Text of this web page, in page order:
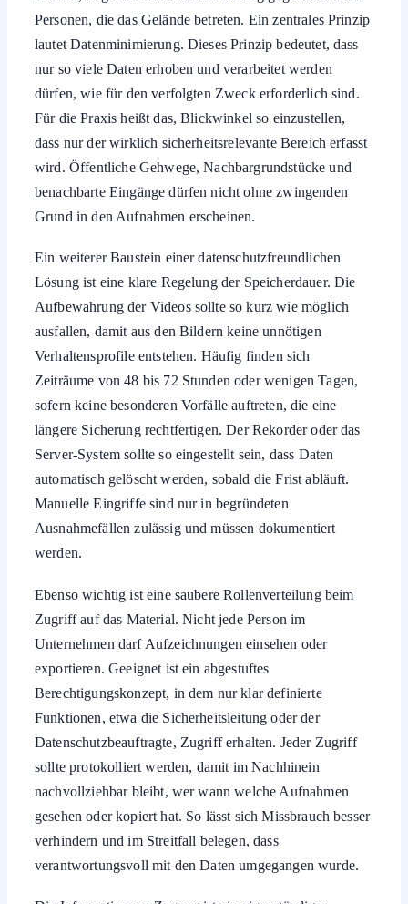
Personen, die das Gelände betreten. Ein zentrales Prinzip
lautet Datenminimierung. Dieses Prinzip bedeutet, dass
nur so viele Daten erhoben und verarbeitet werden
dürfen, wie für den verfolgten Zweck erforderlich sind.
Für die Praxis heißt das, Blickwinkel so einzustellen,
dass nur der wirklich sicherheitsrelevante Bereich erfasst
wird. Öffentliche Gehwege, Nachbargrundstücke und
benachbarte Eingänge dürfen nicht ohne zwingenden
Grund in den Aufnahmen erscheinen.
Lösung ist eine klare Regelung der Speicherdauer. Die
Aufbewahrung der Videos sollte so kurz wie möglich
ausfallen, damit aus den Bildern keine unnötigen
Verhaltensprofile entstehen. Häufig finden sich
Zeiträume von 48 bis 72 Stunden oder wenigen Tagen,
sofern keine besonderen Vorfälle auftreten, die eine
längere Sicherung rechtfertigen. Der Rekorder oder das
Server-System sollte so eingestellt sein, dass Daten
automatisch gelöscht werden, sobald die Frist abläuft.
Manuelle Eingriffe sind nur in begründeten
Ausnahmefällen zulässig und müssen dokumentiert
werden.
Zugriff auf das Material. Nicht jede Person im
Unternehmen darf Aufzeichnungen einsehen oder
exportieren. Geeignet ist ein abgestuftes
Berechtigungskonzept, in dem nur klar definierte
Funktionen, etwa die Sicherheitsleitung oder der
Datenschutzbeauftragte, Zugriff erhalten. Jeder Zugriff
sollte protokolliert werden, damit im Nachhinein
nachvollziehbar bleibt, wer wann welche Aufnahmen
gesehen oder kopiert hat. So lässt sich Missbrauch besser
verhindern und im Streitfall belegen, dass
verantwortungsvoll mit den Daten umgegangen wurde.